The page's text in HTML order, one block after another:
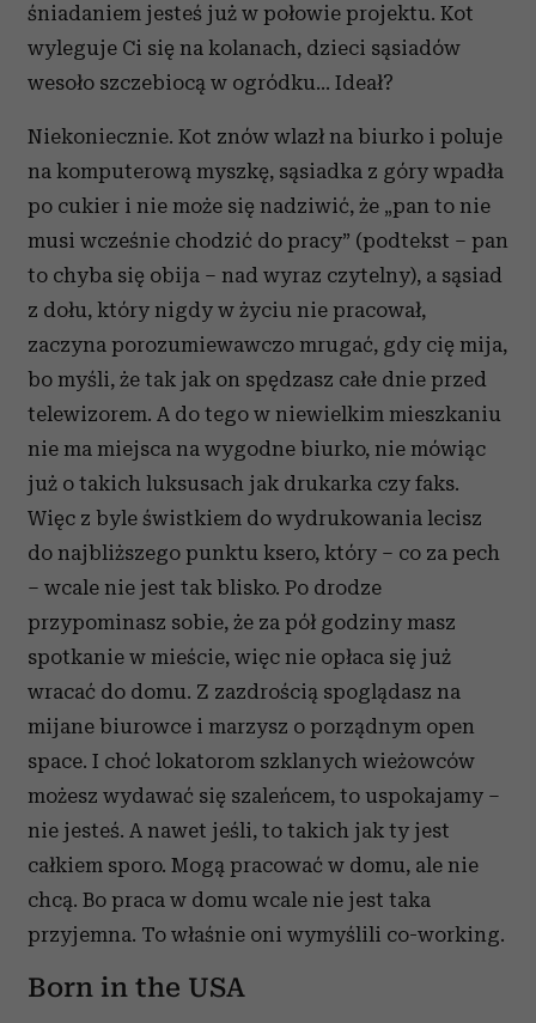
śniadaniem jesteś już w połowie projektu. Kot
wyleguje Ci się na kolanach, dzieci sąsiadów
wesoło szczebiocą w ogródku… Ideał?
Niekoniecznie. Kot znów wlazł na biurko i poluje
na komputerową myszkę, sąsiadka z góry wpadła
po cukier i nie może się nadziwić, że „pan to nie
musi wcześnie chodzić do pracy” (podtekst – pan
to chyba się obija – nad wyraz czytelny), a sąsiad
z dołu, który nigdy w życiu nie pracował,
zaczyna porozumiewawczo mrugać, gdy cię mija,
bo myśli, że tak jak on spędzasz całe dnie przed
telewizorem. A do tego w niewielkim mieszkaniu
nie ma miejsca na wygodne biurko, nie mówiąc
już o takich luksusach jak drukarka czy faks.
Więc z byle świstkiem do wydrukowania lecisz
do najbliższego punktu ksero, który – co za pech
– wcale nie jest tak blisko. Po drodze
przypominasz sobie, że za pół godziny masz
spotkanie w mieście, więc nie opłaca się już
wracać do domu. Z zazdrością spoglądasz na
mijane biurowce i marzysz o porządnym open
space. I choć lokatorom szklanych wieżowców
możesz wydawać się szaleńcem, to uspokajamy –
nie jesteś. A nawet jeśli, to takich jak ty jest
całkiem sporo. Mogą pracować w domu, ale nie
chcą. Bo praca w domu wcale nie jest taka
przyjemna. To właśnie oni wymyślili co-working.
Born in the USA